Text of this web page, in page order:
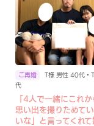
T様 男性 40代・
代
「4人で一緒にこれ
思い出を撮りためて
いな」と言ってくれて